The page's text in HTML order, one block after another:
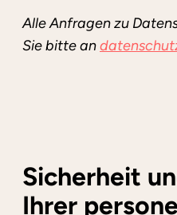
Alle Anfragen zu
Sie bitte an
Sicherheit
Ihrer